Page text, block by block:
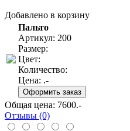
Добавлено в корзину
Пальто
Артикул: 200
Размер:
Цвет:
Количество:
Цена: .-
Общая цена: 7600.-
Отзывы (0)